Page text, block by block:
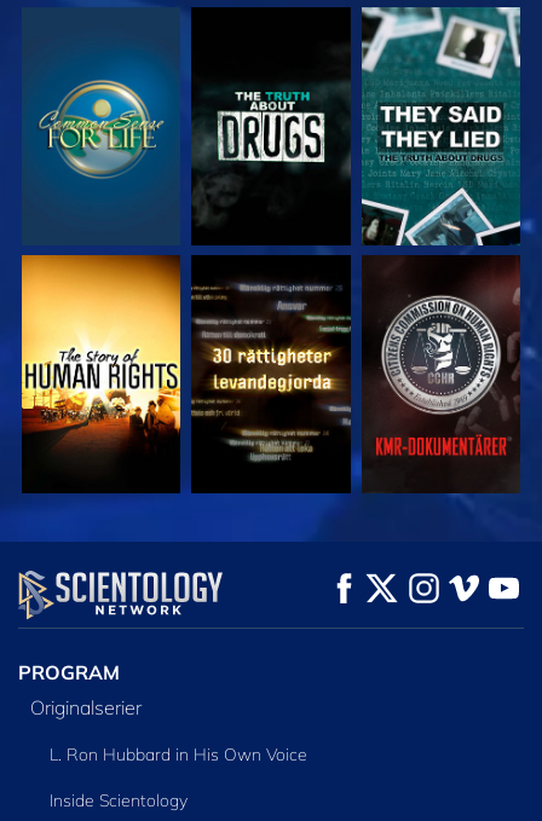
TITTA TITTA TITTA
TITTA TITTA TITTA
TITTA
UTFORSKA
SERIEN
PROGRAM
Originalserier
L. Ron Hubbard in His Own Voice
Inside Scientology